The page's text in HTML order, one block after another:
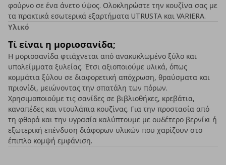
φούρνο σε ένα άνετο ύψος. Ολοκληρώστε την κουζίνα σας με
τα πρακτικά εσωτερικά εξαρτήματα UTRUSTA και VARIERA.
Υλικό
Τί είναι η μοριοσανίδα;
Η μοριοσανίδα φτιάχνεται από ανακυκλωμένο ξύλο και
υπολείμματα ξυλείας. Έτσι αξιοποιούμε υλικά, όπως
κομμάτια ξύλου σε διαφορετική απόχρωση, θραύσματα και
πριονίδι, μειώνοντας την σπατάλη των πόρων.
Χρησιμοποιούμε τις σανίδες σε βιβλιοθήκες, κρεβάτια,
καναπέδες και ντουλάπια κουζίνας. Για την προστασία από
τη φθορά και την υγρασία καλύπτουμε με ουδέτερο βερνίκι ή
εξωτερική επένδυση διάφορων υλικών που χαρίζουν στο
έπιπλο κομψή εμφάνιση.